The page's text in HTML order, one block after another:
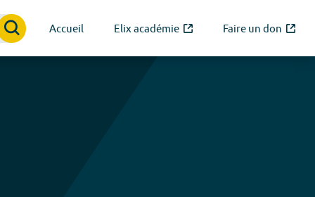
Accueil Elix académie Faire un don